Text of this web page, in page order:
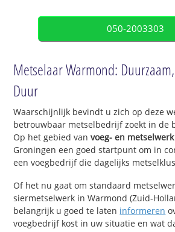
050-2003303
Metselaar Warmond:
Duur
Waarschijnlijk bevindt u zich op deze
betrouwbaar metselbedrijf zoekt in de
Op het gebied van voeg- en metselwerk
Groningen een goed startpunt om in
een voegbedrijf die dagelijks
Of het nu gaat om standaard
siermetselwerk in Warmond (Zuid-
belangrijk u goed te laten informeren
voegbedrijf kost in uw situatie en wat